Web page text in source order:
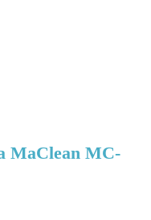
MaClean MC-